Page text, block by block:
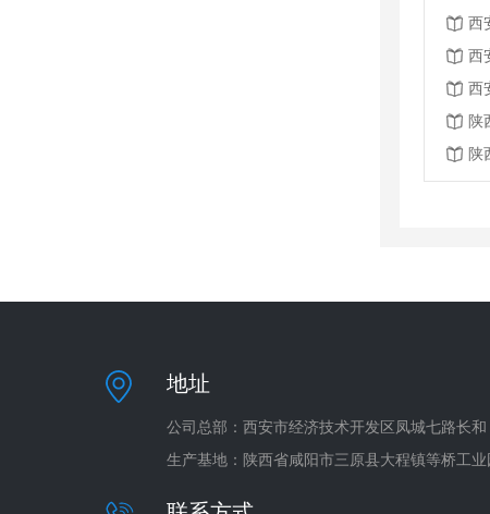
西
西
陕
陕
地址
公司总部：西安市经济技术开发区凤城七路长
生产基地：陕西省咸阳市三原县大程镇等桥工业